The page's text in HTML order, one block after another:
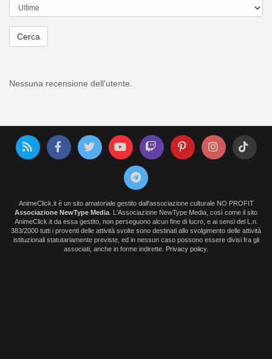
Cerca
Nessuna recensione dell'utente.
AnimeClick.it è un sito amatoriale gestito dall'associazione culturale NO PROFIT
Associazione NewType Media . L'Associazione NewType Media, così come il sito
AnimeClick.it da essa gestito, non perseguono alcun fine di lucro, e ai sensi del L.n.
383/2000 tutti i proventi delle attività svolte sono destinati allo svolgimento delle attività
istituzionali statutariamente previste, ed in nessun caso possono essere divisi fra gli
associati, anche in forme indirette. Privacy policy.